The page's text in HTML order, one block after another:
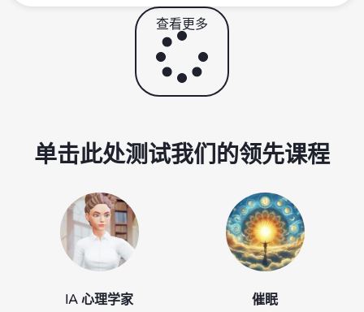
查看更多
单击此处测试我们的领先课程
IA 心理学家 催眠